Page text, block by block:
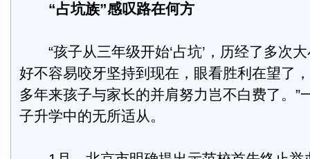
“占坑族”感叹路在何方
“孩子从三年级开始‘占坑’，历经了多次
好不容易咬牙坚持到现在，眼看胜利在望了，
多年来孩子与家长的并肩努力岂不白费了。”
子升学中的无所适从。